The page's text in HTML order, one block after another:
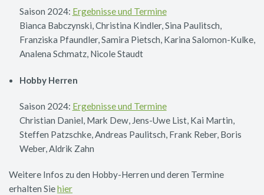
Saison 2024: Ergebnisse und Termine
Bianca Babczynski, Christina Kindler, Sina Paulitsch,
Franziska Pfaundler, Samira Pietsch, Karina Salomon-Kulke,
Analena Schmatz, Nicole Staudt
Hobby Herren
Saison 2024: Ergebnisse und Termine
Christian Daniel, Mark Dew, Jens-Uwe List, Kai Martin,
Steffen Patzschke, Andreas Paulitsch, Frank Reber, Boris
Weber, Aldrik Zahn
Weitere Infos zu den Hobby-Herren und deren Termine
erhalten Siehier